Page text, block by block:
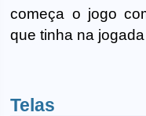
começa o jogo
que tinha na
Telas